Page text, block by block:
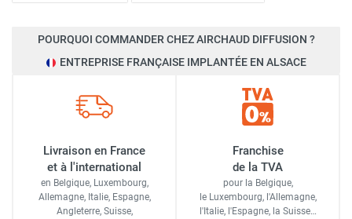
POURQUOI COMMANDER CHEZ AIRCHAUD DIFFUSION ?
ENTREPRISE FRANÇAISE IMPLANTÉE EN ALSACE
Livraison en France
et à l'international
en Belgique, Luxembourg,
Allemagne, Italie, Espagne,
Angleterre, Suisse,
Franchise
de la TVA
pour la Belgique,
le Luxembourg, l'Allemagne,
l'Italie, l'Espagne, la Suisse…